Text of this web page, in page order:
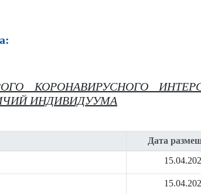
КОРОНАВИРУСНОГО
ИНДИВИДУУМА
Дата